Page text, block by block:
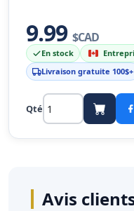
9.99$CAD
En stock
Livraison gratuite 100$+
Qté
Avis